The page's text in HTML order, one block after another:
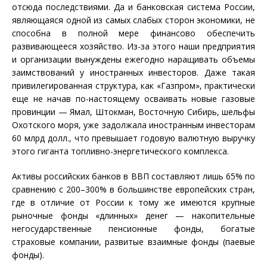
отсюда последствиями. Да и банковская система России,
являющаяся одной из самых слабых сторон экономики, не
способна в полной мере финансово обеспечить
развивающееся хозяйство. Из-за этого наши предприятия
и организации вынуждены ежегодно наращивать объемы
заимствований у иностранных инвесторов. Даже такая
привилегированная структура, как «Газпром», практически
еще не начав по-настоящему осваивать новые газовые
провинции — Ямал, Штокман, Восточную Сибирь, шельфы
Охотского моря, уже задолжала иностранным инвесторам
60 млрд долл., что превышает годовую валютную выручку
этого гиганта топливно-энергетического комплекса.
Активы российских банков в ВВП составляют лишь 65% по
сравнению с 200–300% в большинстве европейских стран,
где в отличие от России к тому же имеются крупные
рыночные фонды «длинных» денег — накопительные
негосударственные пенсионные фонды, богатые
страховые компании, развитые взаимные фонды (паевые
фонды).